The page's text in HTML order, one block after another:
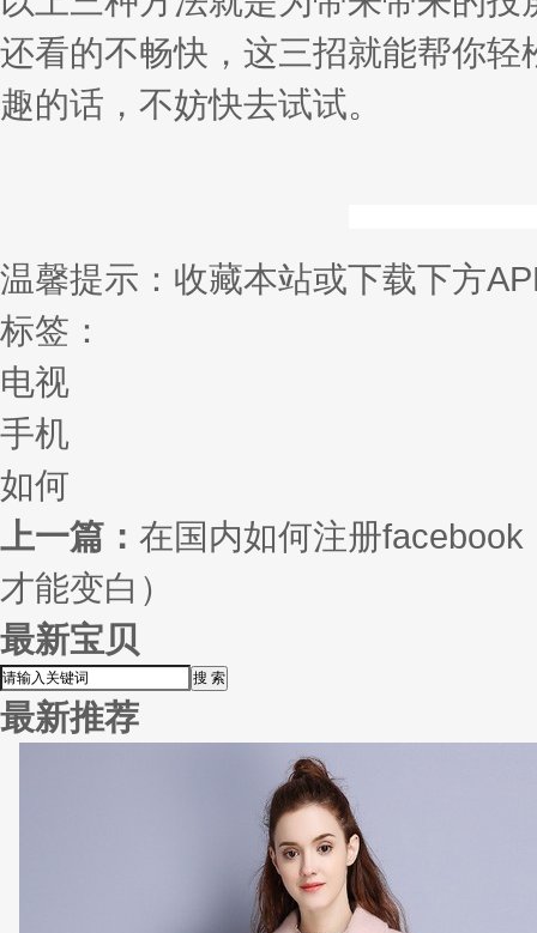
还看的不畅快，这三招就能帮你
趣的话，不妨快去试试。
温馨提示：收藏本站或下载下方
标签：
电视
手机
如何
上一篇： 在国内如何注册
才能变白）
最新宝贝
最新推荐